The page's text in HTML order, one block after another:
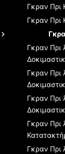
Γκραν Πρι
Γκραν Πρι
Γκραν Πρι
Γκραν Πρι
Γκραν Πρι
Γκραν Πρι
Γκραν Πρι